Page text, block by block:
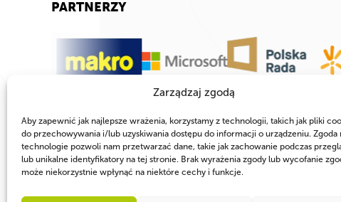
Zarządzaj zgodą
Aby zapewnić jak najlepsze wrażenia, korzystamy z technologii, takich jak pliki
do przechowywania i/lub uzyskiwania dostępu do informacji o urządzeniu. Zgoda
technologie pozwoli nam przetwarzać dane, takie jak zachowanie podczas
lub unikalne identyfikatory na tej stronie. Brak wyrażenia zgody lub wycofanie
może niekorzystnie wpłynąć na niektóre cechy i funkcje.
PARTNERZY